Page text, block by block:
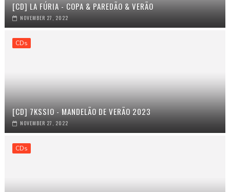
[CD] LA FÚRIA - COPA & PAREDÃO & VERÃO
NOVEMBER 27, 2022
CDs
[CD] 7KSSIO - MANDELÃO DE VERÃO 2023
NOVEMBER 27, 2022
CDs